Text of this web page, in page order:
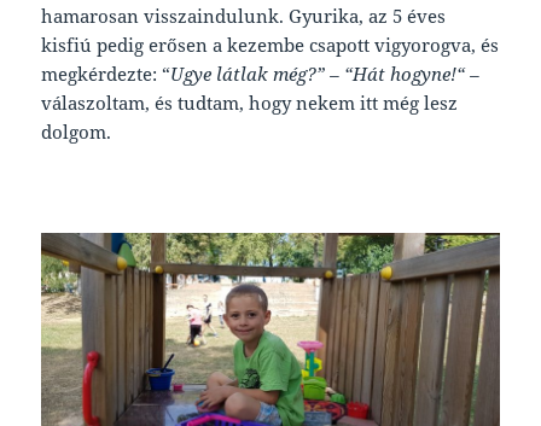
hamarosan visszaindulunk. Gyurika, az 5 éves
kisfiú pedig erősen a kezembe csapott vigyorogva, és
megkérdezte: “Ugye látlak még?” – “Hát hogyne!“ –
válaszoltam, és tudtam, hogy nekem itt még lesz
dolgom.